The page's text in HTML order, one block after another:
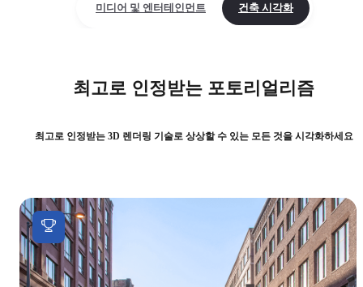
건축 시각화
미디어 및 엔터테인먼트
최고로 인정받는 포토리얼리즘
최고로 인정받는 3D 렌더링 기술로 상상할 수 있는 모든 것을 시각화하세요